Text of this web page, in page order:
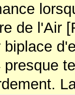
de l'Air
biplace
presque